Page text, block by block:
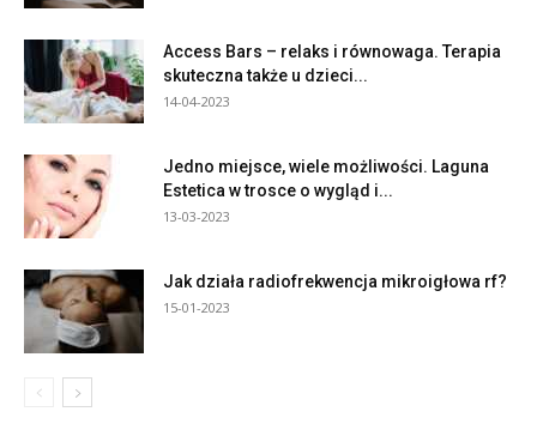
Access Bars – relaks i równowaga. Terapia
skuteczna także u dzieci...
14-04-2023
Jedno miejsce, wiele możliwości. Laguna
Estetica w trosce o wygląd i...
13-03-2023
Jak działa radiofrekwencja mikroigłowa rf?
15-01-2023